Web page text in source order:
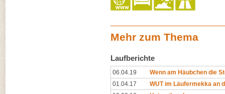
Mehr zum Thema
Laufberichte
06.04.19
Wenn am Häubchen die
01.04.17
WUT im Läufermekka an